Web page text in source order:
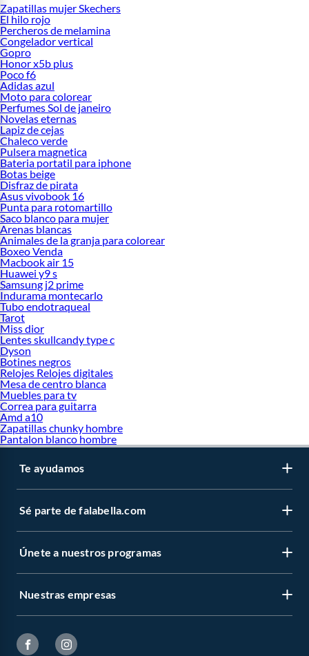
Zapatillas mujer Skechers
El hilo rojo
Percheros de melamina
Congelador vertical
Gopro
Honor x5b plus
Poco f6
Adidas azul
Moto para colorear
Perfumes Sol de janeiro
Novelas eternas
Lapiz de cejas
Chaleco verde
Pulsera magnetica
Bateria portatil para iphone
Botas beige
Disfraz de pirata
Asus vivobook 16
Punta para rotomartillo
Saco blanco para mujer
Arenas blancas
Animales de la granja para colorear
Boxeo Venda
Macbook air 15
Huawei y9 s
Samsung j2 prime
Indurama montecarlo
Tubo endotraqueal
Tarot
Miss dior
Lentes skullcandy type c
Dyson
Botines negros
Relojes Relojes digitales
Mesa de centro blanca
Muebles para tv
Correa para guitarra
Amd a10
Zapatillas chunky hombre
Pantalon blanco hombre
Te ayudamos
Sé parte de falabella.com
Únete a nuestros programas
Nuestras empresas